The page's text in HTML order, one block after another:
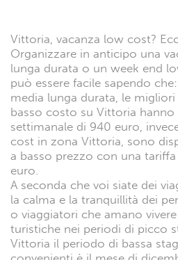
Vittoria, vacanza low cost?
Organizzare in anticipo una
lunga durata o un week end
può essere facile sapendo
media lunga durata, le
basso costo su Vittoria
settimanale di 940 euro,
cost in zona Vittoria, sono
a basso prezzo con una
euro.
A seconda che voi siate dei
la calma e la tranquillità dei
o viaggiatori che amano
turistiche nei periodi di picco
Vittoria il periodo di bassa